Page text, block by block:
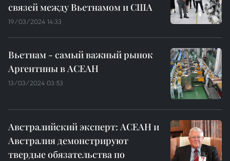
связей между Вьетнамом и США
19/03/2024 14:33
Вьетнам - самый важный рынок
Аргентины в АСЕАН
13/03/2024 03:53
Австралийский эксперт: АСЕАН и
Австралия демонстрируют
твердые обязательства по